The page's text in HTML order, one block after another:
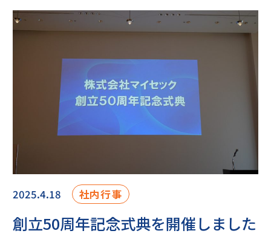
2025.4.18 社内行事
創立50周年記念式典を開催しました